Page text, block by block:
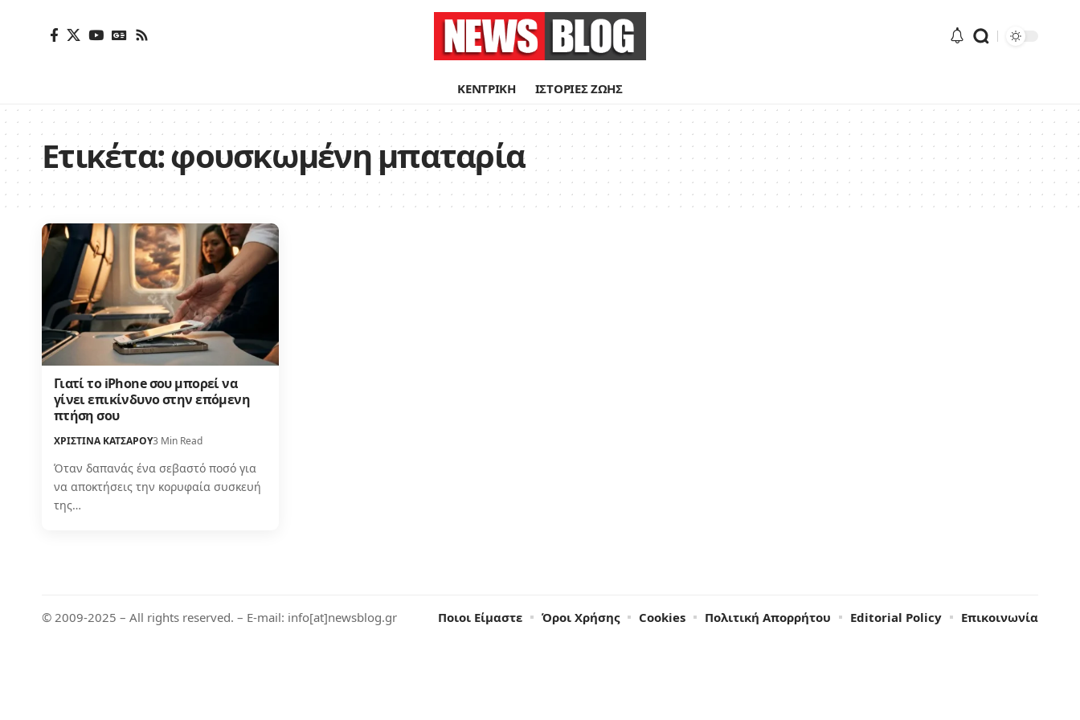
ΚΕΝΤΡΙΚΗ ΙΣΤΟΡΙΕΣ ΖΩΗΣ
Ετικέτα:φουσκωμένη μπαταρία
Γιατί το iPhone σου μπορεί να
γίνει επικίνδυνο στην επόμενη
πτήση σου
ΧΡΙΣΤΙΝΑ ΚΑΤΣΑΡΟΥ3 Min Read
Όταν δαπανάς ένα σεβαστό ποσό για
να αποκτήσεις την κορυφαία συσκευή
της…
© 2009-2025 – All rights reserved. – E-mail: info[at]newsblog.gr Ποιοι Είμαστε Όροι Χρήσης Cookies Πολιτική Απορρήτου Editorial Policy Επικοινωνία